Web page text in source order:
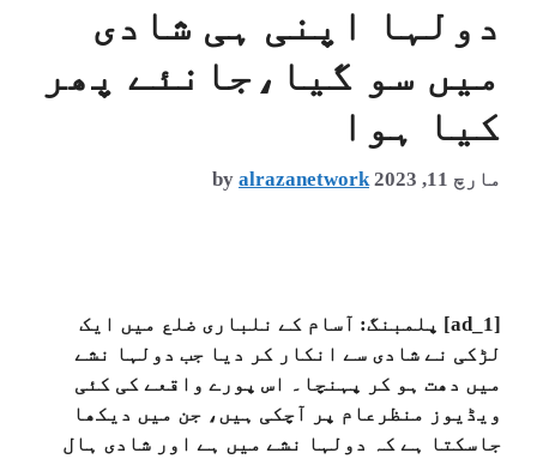
دولہا اپنی ہی شادی
میں سو گیا،جانئے پھر
کیا ہوا
مارچ 11, 2023 by alrazanetwork
[ad_1] پلمبنگ: آسام کے نلباری ضلع میں ایک
لڑکی نے شادی سے انکار کر دیا جب دولہا نشے
میں دھت ہو کر پہنچا۔ اس پورے واقعے کی کئی
ویڈیوز منظرعام پر آچکی ہیں، جن میں دیکھا
جاسکتا ہے کہ دولہا نشے میں ہے اور شادی ہال